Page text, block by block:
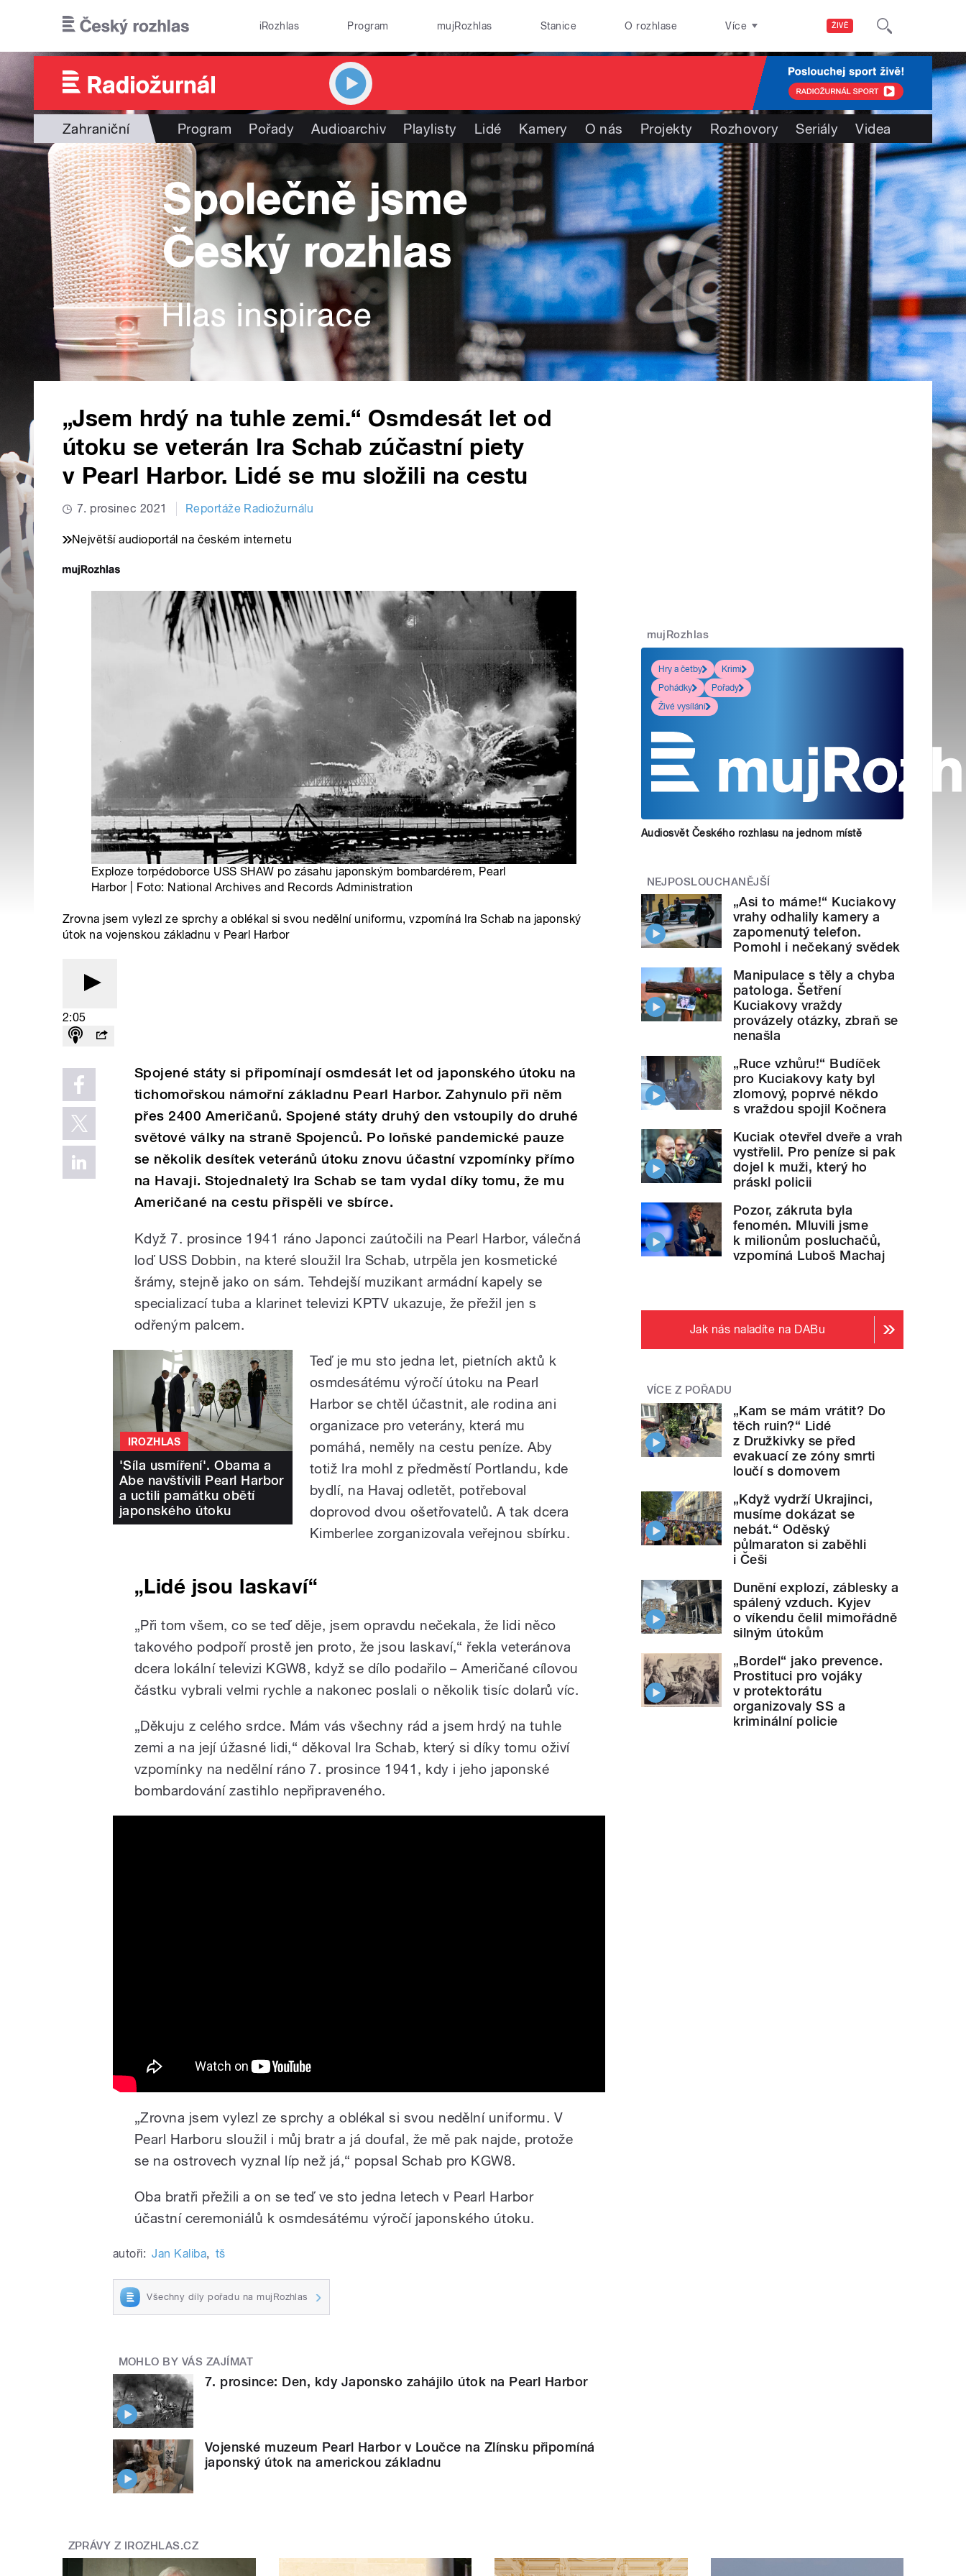
ŽIVĚ
iRozhlas Program mujRozhlas Stanice O rozhlase Více
Zahraniční Program Pořady Audioarchiv Playlisty Lidé Kamery O nás Projekty Rozhovory Seriály Videa
„Jsem hrdý na tuhle zemi.“ Osmdesát let od
útoku se veterán Ira Schab zúčastní piety
v Pearl Harbor. Lidé se mu složili na cestu
7. prosinec 2021 Reportáže Radiožurnálu
Největší audioportál na českém internetu
Exploze torpédoborce USS SHAW po zásahu japonským bombardérem, Pearl
Harbor | Foto: National Archives and Records Administration
Zrovna jsem vylezl ze sprchy a oblékal si svou nedělní uniformu, vzpomíná Ira Schab na japonský
útok na vojenskou základnu v Pearl Harbor
2:05
Spojené státy si připomínají osmdesát let od japonského útoku na
tichomořskou námořní základnu Pearl Harbor. Zahynulo při něm
přes 2400 Američanů. Spojené státy druhý den vstoupily do druhé
světové války na straně Spojenců. Po loňské pandemické pauze
se několik desítek veteránů útoku znovu účastní vzpomínky přímo
na Havaji. Stojednaletý Ira Schabse tam vydal díky tomu, že mu
Američané na cestu přispěli ve sbírce.
Když 7. prosince 1941 ráno Japonci zaútočili na Pearl Harbor, válečná
loď USS Dobbin, na které sloužil Ira Schab, utrpěla jen kosmetické
šrámy, stejně jako on sám. Tehdejší muzikant armádní kapely se
specializací tuba a klarinet televizi KPTV ukazuje, že přežil jen s
odřeným palcem.
IROZHLAS
'Síla usmíření'. Obama a
Abe navštívili Pearl Harbor
a uctili památku obětí
japonského útoku
Teď je mu sto jedna let, pietních aktů k
osmdesátému výročí útoku na Pearl
Harbor se chtěl účastnit, ale rodina ani
organizace pro veterány, která mu
pomáhá, neměly na cestu peníze. Aby
totiž Ira mohl z předměstí Portlandu, kde
bydlí, na Havaj odletět, potřeboval
doprovod dvou ošetřovatelů. A tak dcera
Kimberlee zorganizovala veřejnou sbírku.
„Lidé jsou laskaví“
„Při tom všem, co se teď děje, jsem opravdu nečekala, že lidi něco
takového podpoří prostě jen proto, že jsou laskaví,“ řekla veteránova
dcera lokální televizi KGW8, když se dílo podařilo – Američané cílovou
částku vybrali velmi rychle a nakonec poslali o několik tisíc dolarů víc.
„Děkuju z celého srdce. Mám vás všechny rád a jsem hrdý na tuhle
zemi a na její úžasné lidi,“ děkoval Ira Schab, který si díky tomu oživí
vzpomínky na nedělní ráno 7. prosince 1941, kdy i jeho japonské
bombardování zastihlo nepřipraveného.
„Zrovna jsem vylezl ze sprchy a oblékal si svou nedělní uniformu. V
Pearl Harboru sloužil i můj bratr a já doufal, že mě pak najde, protože
se na ostrovech vyznal líp než já,“ popsal Schab pro KGW8.
Oba bratři přežili a on se teď ve sto jedna letech v Pearl Harbor
účastní ceremoniálů k osmdesátému výročí japonského útoku.
autoři: Jan Kaliba, tš
Všechny díly pořadu na mujRozhlas
MOHLO BY VÁS ZAJÍMAT
7. prosince: Den, kdy Japonsko zahájilo útok na Pearl Harbor
Vojenské muzeum Pearl Harbor v Loučce na Zlínsku připomíná
japonský útok na americkou základnu
mujRozhlas
Hry a četby
Krimi
Pohádky
Pořady
Živé vysílání
Audiosvět Českého rozhlasu na jednom místě
NEJPOSLOUCHANĚJŠÍ
„Asi to máme!“ Kuciakovy
vrahy odhalily kamery a
zapomenutý telefon.
Pomohl i nečekaný svědek
Manipulace s těly a chyba
patologa. Šetření
Kuciakovy vraždy
provázely otázky, zbraň se
nenašla
„Ruce vzhůru!“ Budíček
pro Kuciakovy katy byl
zlomový, poprvé někdo
s vraždou spojil Kočnera
Kuciak otevřel dveře a vrah
vystřelil. Pro peníze si pak
dojel k muži, který ho
práskl policii
Pozor, zákruta byla
fenomén. Mluvili jsme
k milionům posluchačů,
vzpomíná Luboš Machaj
Jak nás naladíte na DABu
VÍCE Z POŘADU
„Kam se mám vrátit? Do
těch ruin?“ Lidé
z Družkivky se před
evakuací ze zóny smrti
loučí s domovem
„Když vydrží Ukrajinci,
musíme dokázat se
nebát.“ Oděský
půlmaraton si zaběhli
i Češi
Dunění explozí, záblesky a
spálený vzduch. Kyjev
o víkendu čelil mimořádně
silným útokům
„Bordel“ jako prevence.
Prostituci pro vojáky
v protektorátu
organizovaly SS a
kriminální policie
ZPRÁVY Z IROZHLAS.CZ